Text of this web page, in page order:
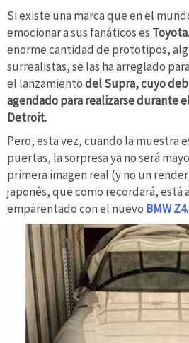
Si existe una marca que en el
emocionar a sus fanáticos es Toyota
enorme cantidad de prototipos,
surrealistas, se las ha arreglado
el lanzamientodel Supra, cuyo
agendado para realizarse durante
Detroit.
Pero, esta vez, cuando la muestra
puertas, la sorpresa ya no será
primera imagen real (y no un
japonés, que como recordará, está
emparentado con el nuevo BMW Z4.